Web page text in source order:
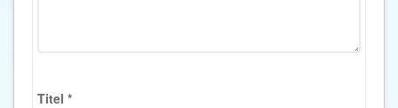
Titel *